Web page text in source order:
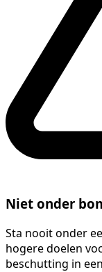
Niet onder
Sta nooit onder
hogere doelen
beschutting in